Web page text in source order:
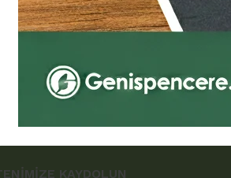
GÜVENLİ ALIŞVERİŞ
KAYDOLUN